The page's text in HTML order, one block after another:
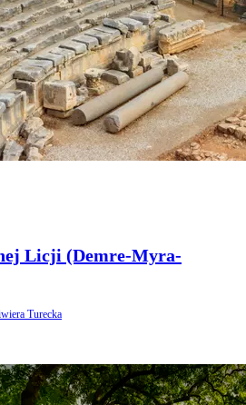
Licji (Demre-Myra-
Turecka